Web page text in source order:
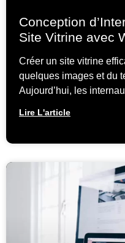
Conception
Site Vitrine avec
Créer un site vitrine
quelques images et du
Aujourd’hui, les
Lire L'article